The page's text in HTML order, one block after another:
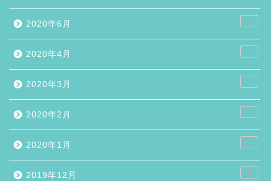
2020年6月 9
2020年4月 1
2020年3月 1
2020年2月 1
2020年1月 2
2019年12月 5